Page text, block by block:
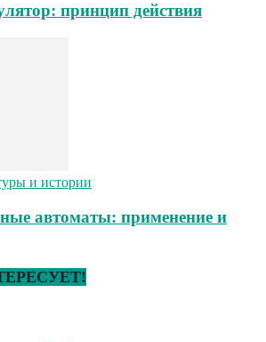
принцип действия
и истории
автоматы: применение и